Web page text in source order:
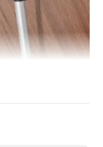
inch / 410